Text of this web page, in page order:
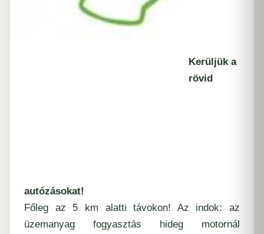
Kerüljük a
rövid
autózásokat!
Főleg az 5 km alatti távokon! Az indok: az
üzemanyag fogyasztás hideg motornál